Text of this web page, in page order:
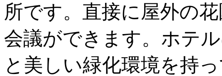
所です。直接に屋外の
会議ができます。ホテ
と美しい緑化環境を持